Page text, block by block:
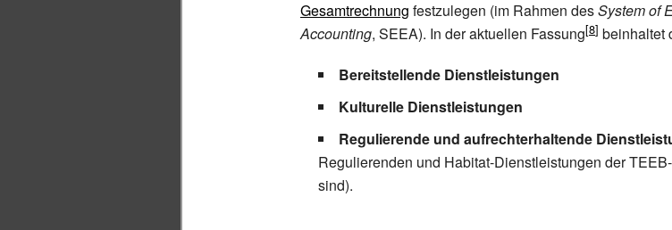
Gesamtrechnung festzulegen (im Rahmen desSystem of
Accounting, SEEA). In der aktuellen Fassung
beinhaltet
Bereitstellende Dienstleistungen
Kulturelle Dienstleistungen
Regulierende und aufrechterhaltende
Regulierenden und Habitat-Dienstleistungen der
sind).